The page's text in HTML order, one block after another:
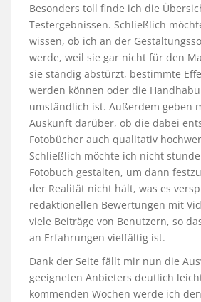
Besonders toll finde ich die
Testergebnissen. Schließlich
wissen, ob ich an der
werde, weil sie gar nicht für den
sie ständig abstürzt, bestimmte
werden können oder die
umständlich ist. Außerdem geben
Auskunft darüber, ob die dabei
Fotobücher auch qualitativ
Schließlich möchte ich nicht
Fotobuch gestalten, um dann
der Realität nicht hält, was es
redaktionellen Bewertungen mit
viele Beiträge von Benutzern, so
an Erfahrungen vielfältig ist.
Dank der Seite fällt mir nun die
geeigneten Anbieters deutlich
kommenden Wochen werde ich